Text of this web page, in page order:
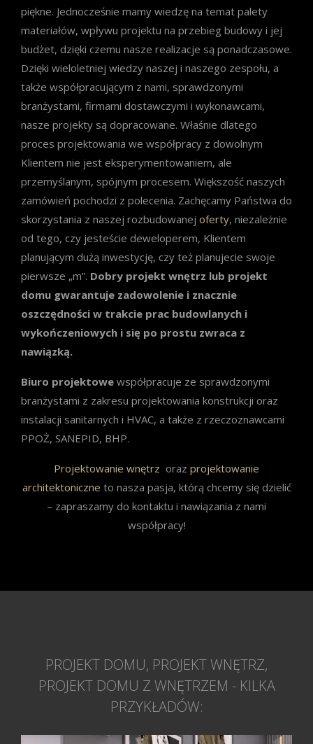
piękne. Jednocześnie mamy wiedzę na temat palety
materiałów, wpływu projektu na przebieg budowy i jej
budżet, dzięki czemu nasze realizacje są ponadczasowe.
Dzięki wieloletniej wiedzy naszej i naszego zespołu, a
także współpracującym z nami, sprawdzonymi
branżystami, firmami dostawczymi i wykonawcami,
nasze projekty są dopracowane. Właśnie dlatego
proces projektowania we współpracy z dowolnym
Klientem nie jest eksperymentowaniem, ale
przemyślanym, spójnym procesem. Większość naszych
zamówień pochodzi z polecenia. Zachęcamy Państwa do
skorzystania z naszej rozbudowanej oferty, niezależnie
od tego, czy jesteście deweloperem, Klientem
planującym dużą inwestycję, czy też planujecie swoje
pierwsze „m”. Dobry projekt wnętrz lub projekt
domu gwarantuje zadowolenie i znacznie
oszczędności w trakcie prac budowlanych i
wykończeniowych i się po prostu zwraca z
nawiązką.
Biuro projektowe współpracuje ze sprawdzonymi
branżystami z zakresu projektowania konstrukcji oraz
instalacji sanitarnych i HVAC, a także z rzeczoznawcami
PPOŻ, SANEPID, BHP.
Projektowanie wnętrz oraz projektowanie
architektoniczne to nasza pasja, którą chcemy się dzielić
– zapraszamy do kontaktu i nawiązania z nami
współpracy!
PROJEKT DOMU, PROJEKT WNĘTRZ,
PROJEKT DOMU Z WNĘTRZEM - KILKA
PRZYKŁADÓW: